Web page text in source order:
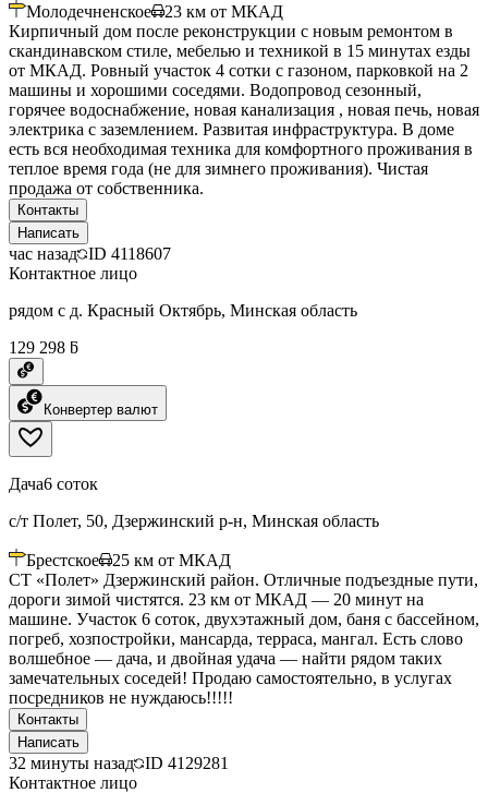
Молодечненское 23 км от МКАД
Кирпичный дом после реконструкции с новым ремонтом в
скандинавском стиле, мебелью и техникой в 15 минутах езды
от МКАД. Ровный участок 4 сотки с газоном, парковкой на 2
машины и хорошими соседями. Водопровод сезонный,
горячее водоснабжение, новая канализация , новая печь, новая
электрика с заземлением. Развитая инфраструктура. В доме
есть вся необходимая техника для комфортного проживания в
теплое время года (не для зимнего проживания). Чистая
продажа от собственника.
Контакты
Написать
час назад ID 4118607
Контактное лицо
рядом с д. Красный Октябрь, Минская область
129 298 ƃ
Конвертер валют
Дача6 соток
с/т Полет, 50, Дзержинский р-н, Минская область
Брестское 25 км от МКАД
СТ «Полет» Дзержинский район. Отличные подъездные пути,
дороги зимой чистятся. 23 км от МКАД — 20 минут на
машине. Участок 6 соток, двухэтажный дом, баня с бассейном,
погреб, хозпостройки, мансарда, терраса, мангал. Есть слово
волшебное — дача, и двойная удача — найти рядом таких
замечательных соседей! Продаю самостоятельно, в услугах
посредников не нуждаюсь!!!!!
Контакты
Написать
32 минуты назад ID 4129281
Контактное лицо